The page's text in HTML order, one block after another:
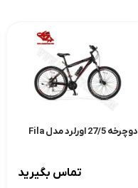
دوچرخه 27/5 اورلرد مدل Fila
تماس بگیرید